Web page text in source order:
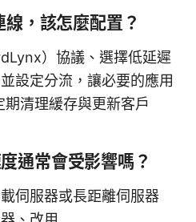
，該怎麼配置？
）協議、選擇低延遲
設定分流，讓必要的應用
清理緩存與更新客戶
通常會受影響嗎？
伺服器或長距離伺服器